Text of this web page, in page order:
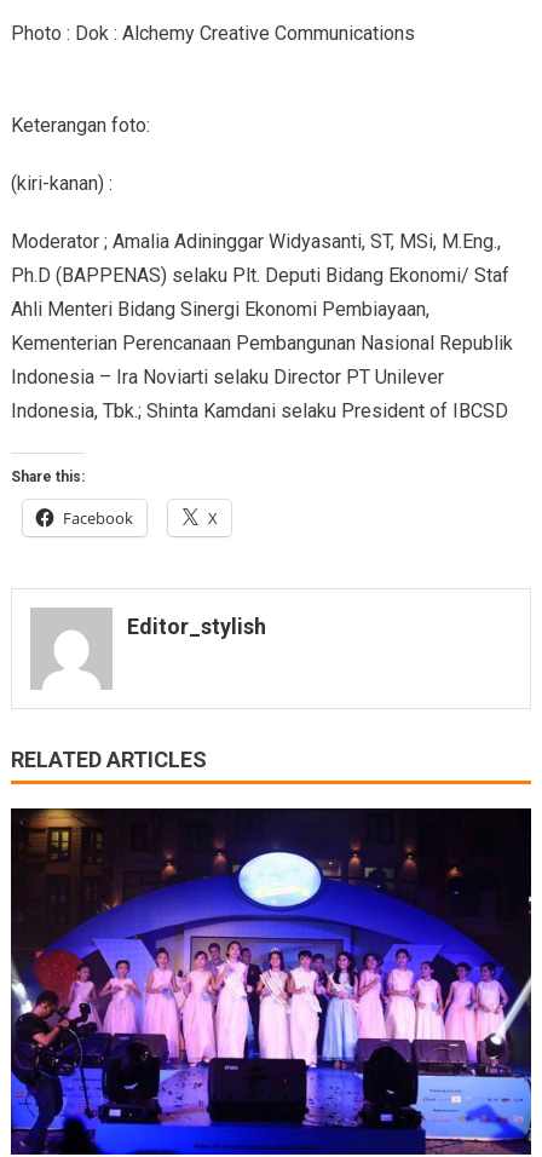
Photo : Dok : Alchemy Creative Communications
Keterangan foto:
(kiri-kanan) :
Moderator ; Amalia Adininggar Widyasanti, ST, MSi, M.Eng.,
Ph.D (BAPPENAS) selaku Plt. Deputi Bidang Ekonomi/ Staf
Ahli Menteri Bidang Sinergi Ekonomi Pembiayaan,
Kementerian Perencanaan Pembangunan Nasional Republik
Indonesia – Ira Noviarti selaku Director PT Unilever
Indonesia, Tbk.; Shinta Kamdani selaku President of IBCSD
Share this:
Facebook X
Editor_stylish
RELATED ARTICLES